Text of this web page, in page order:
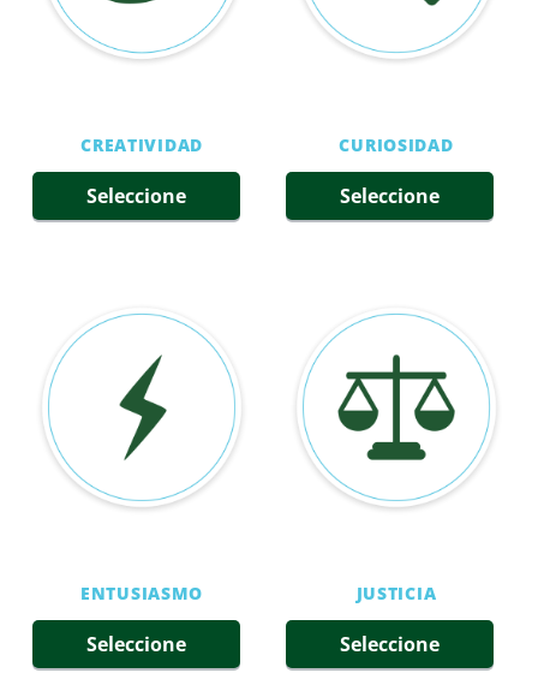
CREATIVIDAD
Seleccione
CURIOSIDAD
Seleccione
ENTUSIASMO
Seleccione
JUSTICIA
Seleccione